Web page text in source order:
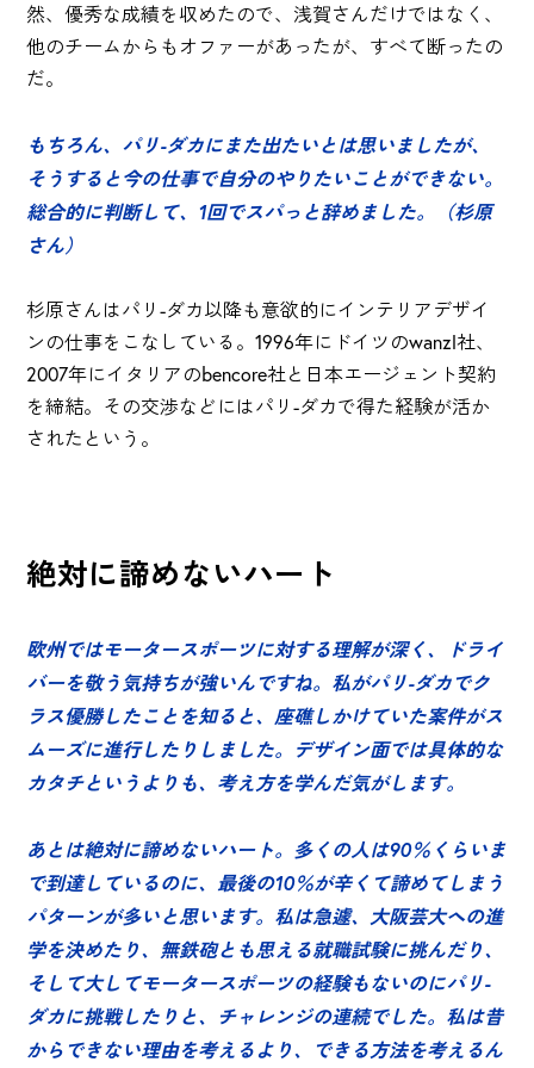
然、優秀な成績を収めたので、浅賀さんだけではなく、
他のチームからもオファーがあったが、すべて断ったの
だ。
もちろん、パリ-ダカにまた出たいとは思いましたが、
そうすると今の仕事で自分のやりたいことができない。
総合的に判断して、1回でスパっと辞めました。（杉原
さん）
杉原さんはパリ-ダカ以降も意欲的にインテリアデザイ
ンの仕事をこなしている。1996年にドイツのwanzl社、
2007年にイタリアのbencore社と日本エージェント契約
を締結。その交渉などにはパリ-ダカで得た経験が活か
されたという。
絶対に諦めないハート
欧州ではモータースポーツに対する理解が深く、ドライ
バーを敬う気持ちが強いんですね。私がパリ-ダカでク
ラス優勝したことを知ると、座礁しかけていた案件がス
ムーズに進行したりしました。デザイン面では具体的な
カタチというよりも、考え方を学んだ気がします。
あとは絶対に諦めないハート。多くの人は90％くらいま
で到達しているのに、最後の10％が辛くて諦めてしまう
パターンが多いと思います。私は急遽、大阪芸大への進
学を決めたり、無鉄砲とも思える就職試験に挑んだり、
そして大してモータースポーツの経験もないのにパリ-
ダカに挑戦したりと、チャレンジの連続でした。私は昔
からできない理由を考えるより、できる方法を考えるん